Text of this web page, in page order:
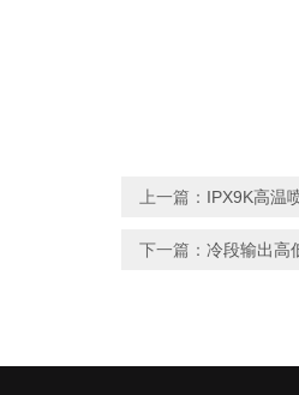
上一篇： IPX9K高温
下一篇： 冷段输出高